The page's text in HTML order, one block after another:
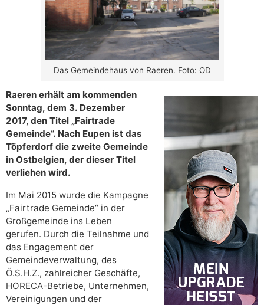
Das Gemeindehaus von Raeren. Foto: OD
Raeren erhält am kommenden
Sonntag, dem 3. Dezember
2017, den Titel „Fairtrade
Gemeinde“. Nach Eupen ist das
Töpferdorf die zweite Gemeinde
in Ostbelgien, der dieser Titel
verliehen wird.
Im Mai 2015 wurde die Kampagne
„Fairtrade Gemeinde“ in der
Großgemeinde ins Leben
gerufen. Durch die Teilnahme und
das Engagement der
Gemeindeverwaltung, des
Ö.S.H.Z., zahlreicher Geschäfte,
HORECA-Betriebe, Unternehmen,
Vereinigungen und der